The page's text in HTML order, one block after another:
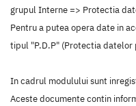
grupul Interne => Protectia
Pentru a putea opera date in
tipul "P.D.P" (Protectia datelor
In cadrul modulului sunt
Aceste documente contin